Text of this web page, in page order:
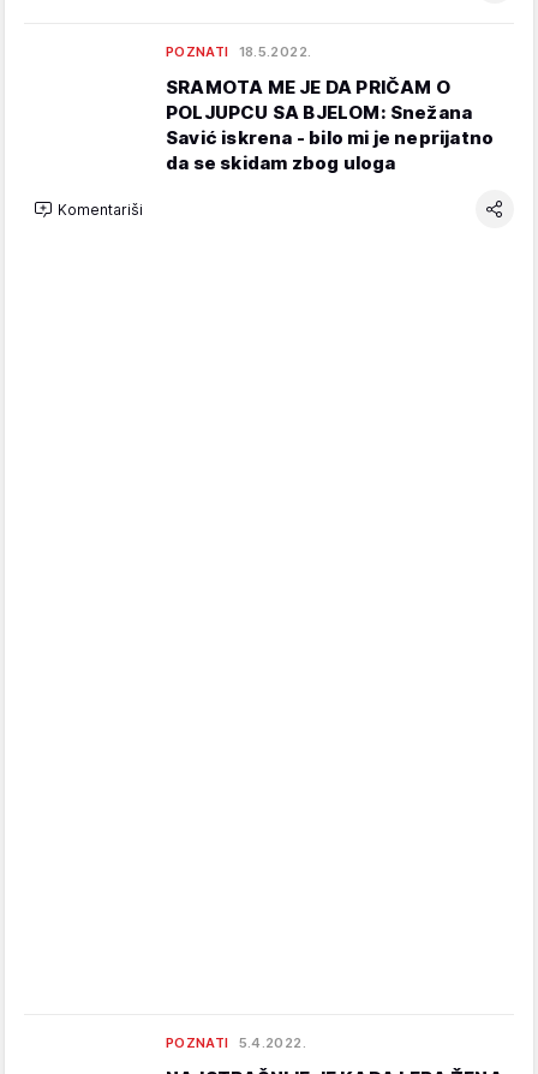
POZNATI 18.5.2022.
SRAMOTA ME JE DA PRIČAM O
POLJUPCU SA BJELOM: Snežana
Savić iskrena - bilo mi je neprijatno
da se skidam zbog uloga
Komentariši
POZNATI 5.4.2022.